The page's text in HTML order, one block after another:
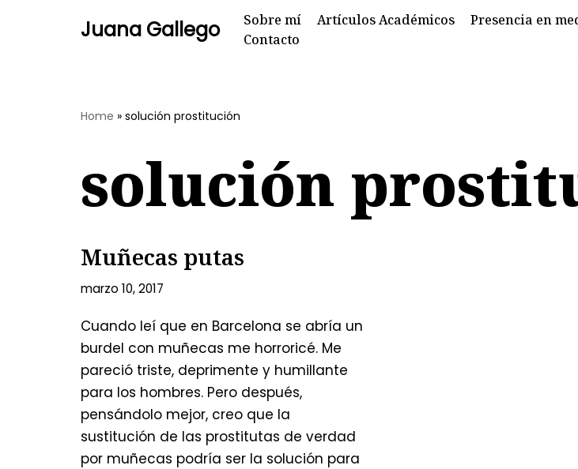
Juana Gallego Sobre mí Artículos Académicos Presencia en
Contacto
Home » solución prostitución
solución
Muñecas putas
marzo 10, 2017
Cuando leí que en Barcelona se abría un
burdel con muñecas me horroricé. Me
pareció triste, deprimente y humillante
para los hombres. Pero después,
pensándolo mejor, creo que la
sustitución de las prostitutas de verdad
por muñecas podría ser la solución para